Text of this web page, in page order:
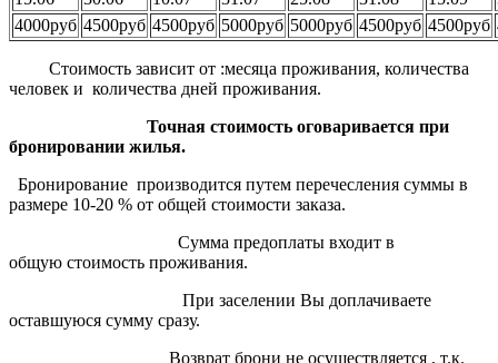
4000руб 4500руб 4500руб 5000руб 5000руб 4500руб 4500руб
Стоимость зависит от :месяца проживания, количества
человек и количества дней проживания.
Точная стоимость оговаривается при
бронировании жилья.
Бронирование производится путем перечесления суммы в
размере 10-20 % от общей стоимости заказа.
Сумма предоплаты входит в
общую стоимость проживания.
При заселении Вы доплачиваете
оставшуюся сумму сразу.
Возврат брони не осуществляется , т.к.